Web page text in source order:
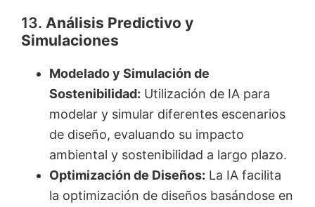
13. Análisis Predictivo y
Simulaciones
Modelado y Simulación de
Sostenibilidad: Utilización de IA para
modelar y simular diferentes escenarios
de diseño, evaluando su impacto
ambiental y sostenibilidad a largo plazo.
Optimización de Diseños: La IA facilita
la optimización de diseños basándose en